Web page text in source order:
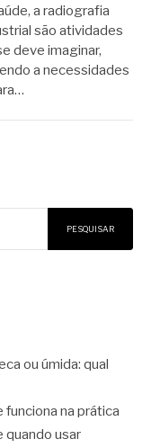
a radiografia
são atividades
deve imaginar,
a necessidades
PESQUISAR
ou úmida: qual
na prática
quando usar